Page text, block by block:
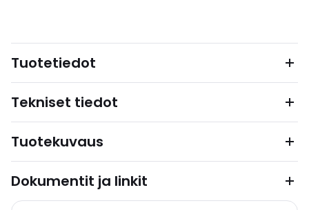
Tuotetiedot
Tekniset tiedot
Tuotekuvaus
Dokumentit ja linkit